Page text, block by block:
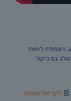
הצמודה לחוות
גם ביקור
לקריאה נוספת